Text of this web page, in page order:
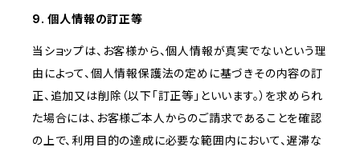
9. 個人情報の訂正等
当ショップは、お客様から、個人情報が真実でないという理
由によって、個人情報保護法の定めに基づきその内容の訂
正、追加又は削除（以下「訂正等」といいます。）を求められ
た場合には、お客様ご本人からのご請求であることを確認
の上で、利用目的の達成に必要な範囲内において、遅滞な